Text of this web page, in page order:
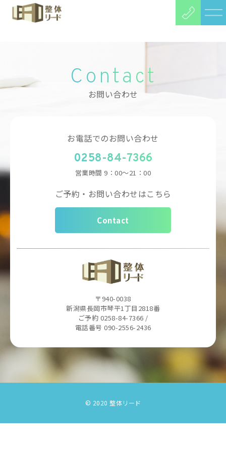
HOME >
Contact
お問い合わせ
お電話でのお問い合わせ
0258-84-7366
営業時間9：00～21：00
ご予約・お問い合わせはこちら
Contact
〒940-0038
新潟県長岡市琴平1丁目2818番
ご予約 0258-84-7366 /
電話番号 090-2556-2436
© 2020 整体リード